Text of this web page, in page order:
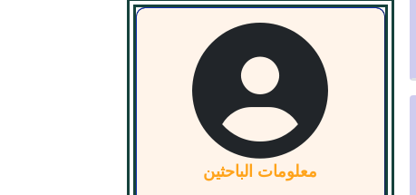
معلومات الباحثين